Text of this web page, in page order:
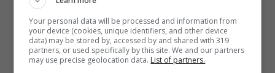
cinematografico. La parte di Tommaso Tano,
defunto fratello di Rocco Siffredi (il cui vero
nome è Rocco Antonio Tano, n.d.r.) è invece
Your personal data will be processed and information from
your device (cookies, unique identifiers, and other device
data) may be stored by, accessed by and shared with 319
partners, or used specifically by this site. We and our partners
may use precise geolocation data. List of partners.